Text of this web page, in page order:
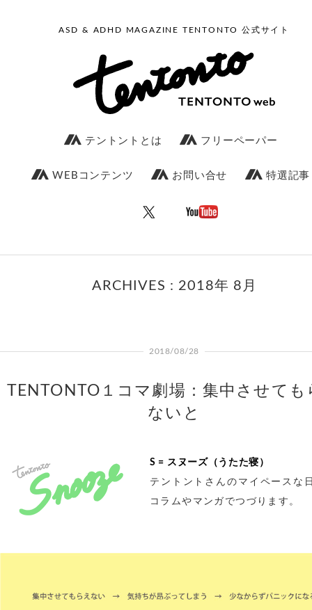
ASD & ADHD MAGAZINE TENTONTO 公式サイト
テントントとは フリーペーパー
WEBコンテンツ お問い合せ 特選記事
ARCHIVES : 2018年 8月
2018/08/28
TENTONTO１コマ劇場：集中させても
ないと
S = スヌーズ（うたた寝）
テントントさんのマイペースな
コラムやマンガでつづります。